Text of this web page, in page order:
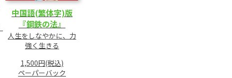
中国語(繁体字)版
『鋼鉄の法』
人生をしなやかに、力
強く生きる
1,500円(税込)
ペーパーバック